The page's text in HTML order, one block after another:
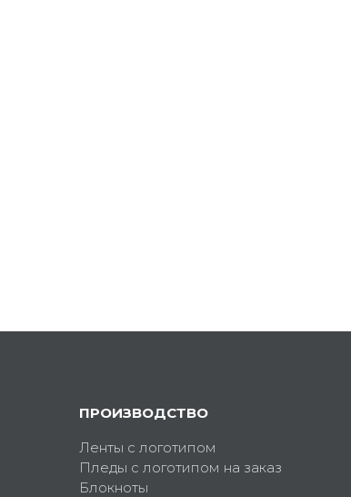
ПРОИЗВОДСТВО
Ленты с логотипом
Пледы с логотипом на заказ
Блокноты